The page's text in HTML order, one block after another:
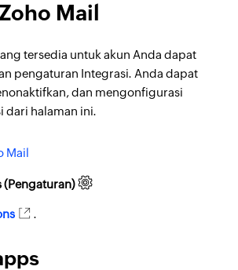
Mail
tersedia untuk akun Anda dapat
pengaturan Integrasi. Anda dapat
dan mengonfigurasi
dari halaman ini.
Mail
(Pengaturan)
.